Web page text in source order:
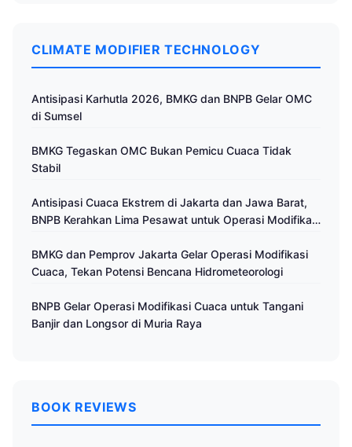
CLIMATE MODIFIER TECHNOLOGY
Antisipasi Karhutla 2026, BMKG dan BNPB Gelar OMC
di Sumsel
BMKG Tegaskan OMC Bukan Pemicu Cuaca Tidak
Stabil
Antisipasi Cuaca Ekstrem di Jakarta dan Jawa Barat,
BNPB Kerahkan Lima Pesawat untuk Operasi Modifikasi
BMKG dan Pemprov Jakarta Gelar Operasi Modifikasi
Cuaca, Tekan Potensi Bencana Hidrometeorologi
BNPB Gelar Operasi Modifikasi Cuaca untuk Tangani
Banjir dan Longsor di Muria Raya
BOOK REVIEWS